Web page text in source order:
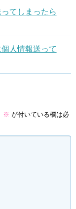
てしまったら
人情報送って
※ が付いている欄は必